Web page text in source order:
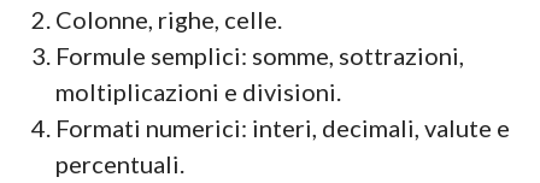
Colonne, righe, celle.
Formule semplici: somme, sottrazioni,
moltiplicazioni e divisioni.
Formati numerici: interi, decimali, valute e
percentuali.